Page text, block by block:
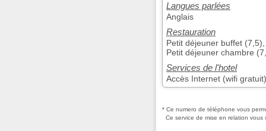
Langues parlées
Anglais
Restauration
Petit déjeuner buffet
Petit déjeuner chambre
Services de l'hotel
Accès Internet (wifi
* Ce numero de téléphone vous
Ce service de mise en relation